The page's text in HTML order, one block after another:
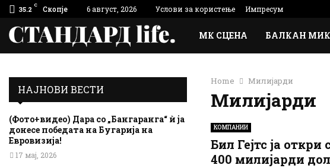
35.2 C Скопје 6 август, 2026 Услови за користење Импресум
МК СЦЕНА БАЛКАН
Home Милијарди
Милијарди
КОМПАНИИ
Бил Гејтс ја
400 милијарди
НАЈНОВИ ВЕСТИ
(Фото+видео) Дара со „Бангаранга“ ѝ ја
донесе победата на Бугарија на
Евровизија!
17 мај, 2026